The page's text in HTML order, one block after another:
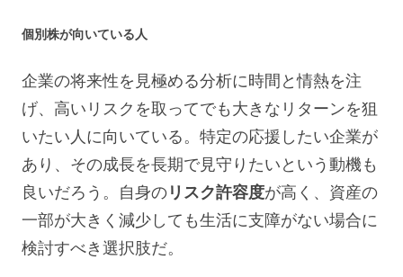
個別株が向いている人
企業の将来性を見極める分析に時間と情熱を注
げ、高いリスクを取ってでも大きなリターンを狙
いたい人に向いている。特定の応援したい企業が
あり、その成長を長期で見守りたいという動機も
良いだろう。自身の リスク許容度が高く、資産の
一部が大きく減少しても生活に支障がない場合に
検討すべき選択肢だ。